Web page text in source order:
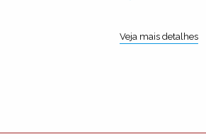
Veja mais detalhes